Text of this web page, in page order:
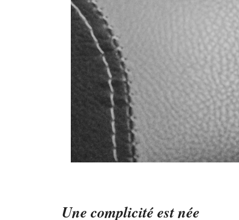
Une complicité est née